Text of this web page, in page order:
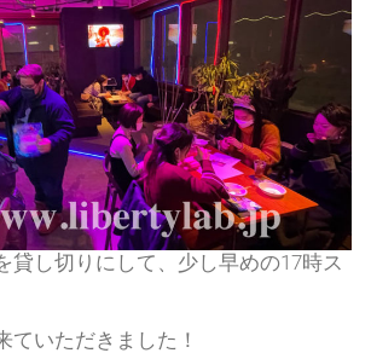
貸し切りにして、少し早めの17時ス
ていただきました！